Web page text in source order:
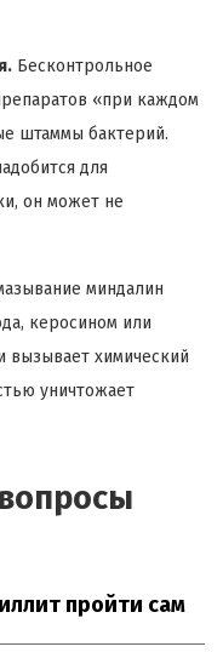
Бесконтрольное
«при каждом
штаммы бактерий.
для
он может не
миндалин
керосином или
химический
уничтожает
пройти сам